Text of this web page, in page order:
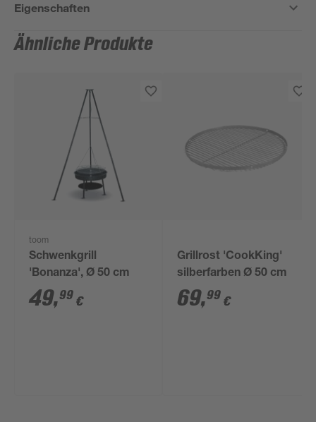
Eigenschaften
Ähnliche Produkte
toom
Schwenkgrill
'Bonanza', Ø 50 cm
49,99 €
Grillrost 'CookKing'
silberfarben Ø 50 cm
69,99 €